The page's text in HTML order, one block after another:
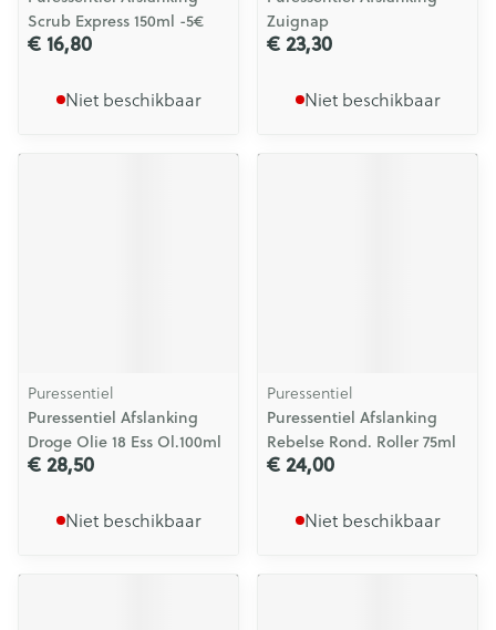
Scrub Express 150ml -5€
€ 16,80
Niet beschikbaar
Zuignap
€ 23,30
Niet beschikbaar
Puressentiel
Puressentiel Afslanking
Droge Olie 18 Ess Ol.100ml
€ 28,50
Niet beschikbaar
Puressentiel
Puressentiel Afslanking
Rebelse Rond. Roller 75ml
€ 24,00
Niet beschikbaar